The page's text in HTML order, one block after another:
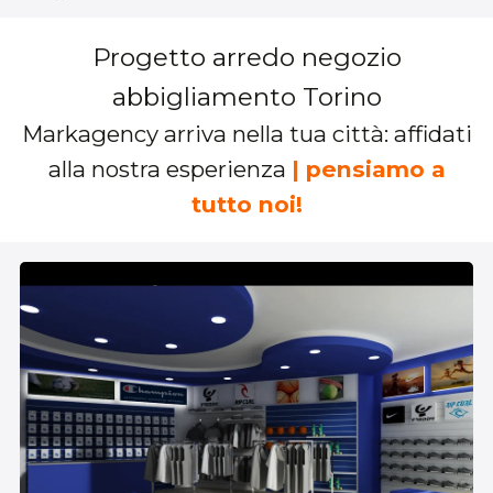
Progetto arredo negozio
abbigliamento Torino
Markagency arriva nella tua città: affidati
alla nostra esperienza | pensiamo a
tutto noi!